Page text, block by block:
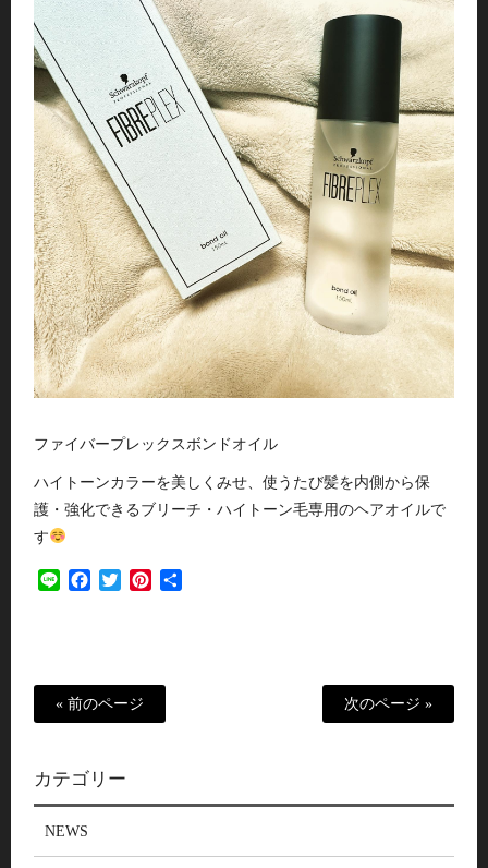
ファイバープレックスボンドオイル
ハイトーンカラーを美しくみせ、使うたび髪を内側から保
護・強化できるブリーチ・ハイトーン毛専用のヘアオイルで
す
Line FacebookTwitterPinterest
« 前のページ 次のページ »
カテゴリー
NEWS